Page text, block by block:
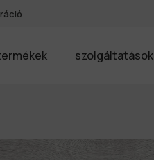
szolgáltatások